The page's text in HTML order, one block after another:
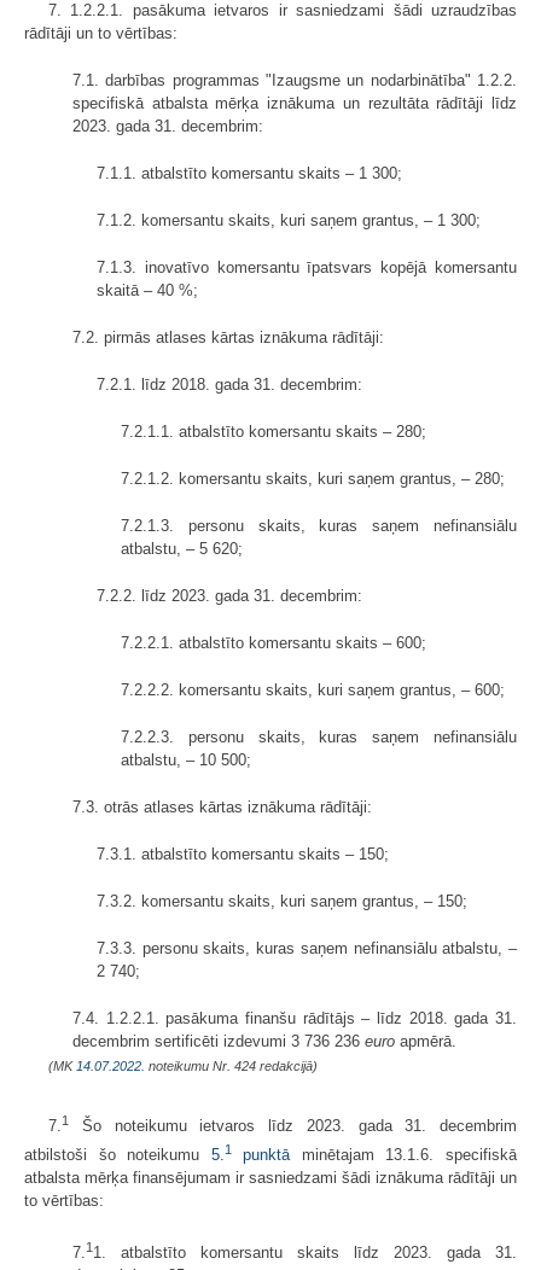
7. 1.2.2.1. pasākuma ietvaros ir sasniedzami šādi uzraudzības
rādītāji un to vērtības:
7.1. darbības programmas "Izaugsme un nodarbinātība" 1.2.2.
specifiskā atbalsta mērķa iznākuma un rezultāta rādītāji līdz
2023. gada 31. decembrim:
7.1.1. atbalstīto komersantu skaits – 1 300;
7.1.2. komersantu skaits, kuri saņem grantus, – 1 300;
7.1.3. inovatīvo komersantu īpatsvars kopējā komersantu
skaitā – 40 %;
7.2. pirmās atlases kārtas iznākuma rādītāji:
7.2.1. līdz 2018. gada 31. decembrim:
7.2.1.1. atbalstīto komersantu skaits – 280;
7.2.1.2. komersantu skaits, kuri saņem grantus, – 280;
7.2.1.3. personu skaits, kuras saņem nefinansiālu
atbalstu, – 5 620;
7.2.2. līdz 2023. gada 31. decembrim:
7.2.2.1. atbalstīto komersantu skaits – 600;
7.2.2.2. komersantu skaits, kuri saņem grantus, – 600;
7.2.2.3. personu skaits, kuras saņem nefinansiālu
atbalstu, – 10 500;
7.3. otrās atlases kārtas iznākuma rādītāji:
7.3.1. atbalstīto komersantu skaits – 150;
7.3.2. komersantu skaits, kuri saņem grantus, – 150;
7.3.3. personu skaits, kuras saņem nefinansiālu atbalstu, –
2 740;
7.4. 1.2.2.1. pasākuma finanšu rādītājs – līdz 2018. gada 31.
decembrim sertificēti izdevumi 3 736 236 euro apmērā.
(MK 14.07.2022. noteikumu Nr. 424 redakcijā)
7.1
Šo noteikumu ietvaros līdz 2023. gada 31. decembrim
atbilstoši šo noteikumu 5. 1punktā minētajam 13.1.6. specifiskā
atbalsta mērķa finansējumam ir sasniedzami šādi iznākuma rādītāji un
to vērtības:
7.1 1. atbalstīto komersantu skaits līdz 2023. gada 31.